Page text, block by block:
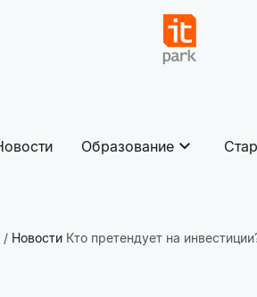
Образование
Новости Кто претендует на